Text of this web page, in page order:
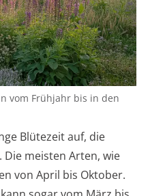
vom Frühjahr bis in den
Blütezeit auf, die
meisten Arten, wie
von April bis Oktober.